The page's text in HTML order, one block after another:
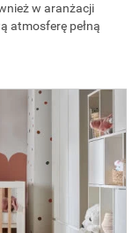
w aranżacji
atmosferę pełną